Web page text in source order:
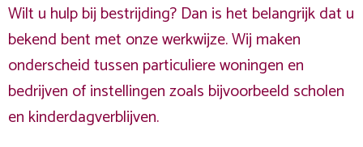
Wilt u hulp bij bestrijding? Dan is het belangrijk dat u
bekend bent met onze werkwijze. Wij maken
onderscheid tussen particuliere woningen en
bedrijven of instellingen zoals bijvoorbeeld scholen
en kinderdagverblijven.